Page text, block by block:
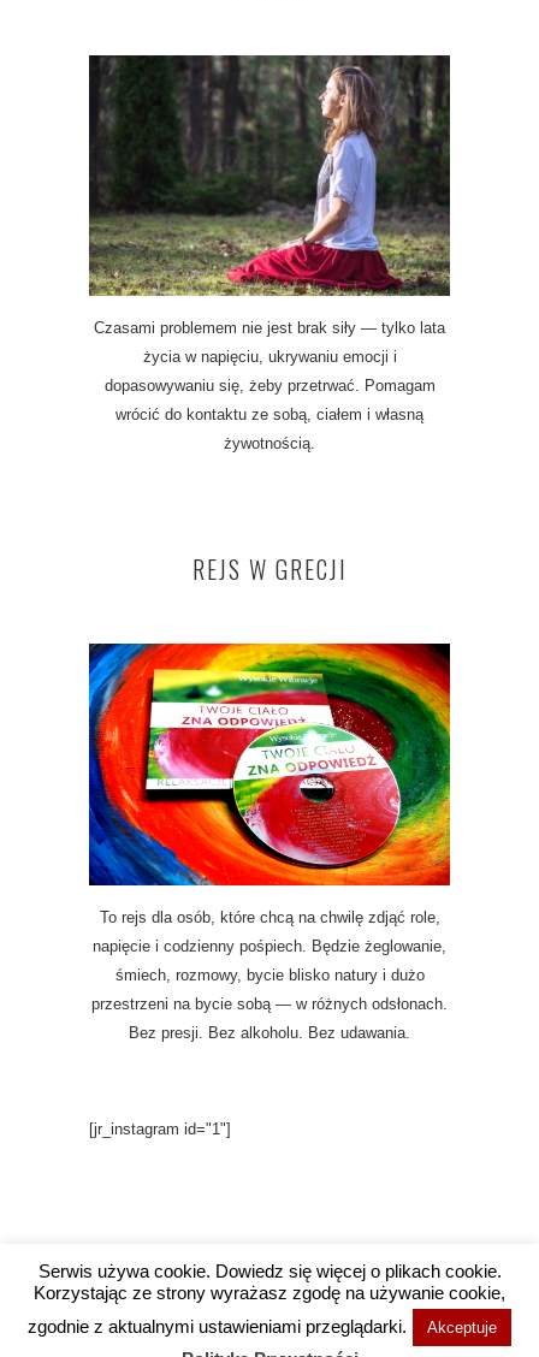
Czasami problemem nie jest brak siły — tylko lata
życia w napięciu, ukrywaniu emocji i
dopasowywaniu się, żeby przetrwać. Pomagam
wrócić do kontaktu ze sobą, ciałem i własną
żywotnością.
REJS W GRECJI
To rejs dla osób, które chcą na chwilę zdjąć role,
napięcie i codzienny pośpiech. Będzie żeglowanie,
śmiech, rozmowy, bycie blisko natury i dużo
przestrzeni na bycie sobą — w różnych odsłonach.
Bez presji. Bez alkoholu. Bez udawania.
[jr_instagram id="1"]
Copyright @ 2016 Wysokie Wibracje / Projekt i
wykonanie
Agencja Social Media Wrocław
Serwis używa cookie. Dowiedz się więcej o plikach cookie.
Korzystając ze strony wyrażasz zgodę na używanie cookie,
zgodnie z aktualnymi ustawieniami przeglądarki.
Akceptuje